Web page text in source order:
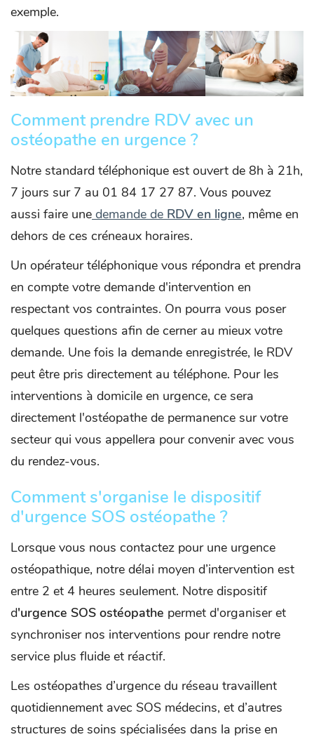
exemple.
Comment prendre RDV avec un
ostéopathe en urgence ?
Notre standard téléphonique est ouvert de 8h à 21h,
7 jours sur 7 au 01 84 17 27 87. Vous pouvez
aussi faire une demande de RDV en ligne, même en
dehors de ces créneaux horaires.
Un opérateur téléphonique vous répondra et prendra
en compte votre demande d'intervention en
respectant vos contraintes. On pourra vous poser
quelques questions afin de cerner au mieux votre
demande. Une fois la demande enregistrée, le RDV
peut être pris directement au téléphone. Pour les
interventions à domicile en urgence, ce sera
directement l'ostéopathe de permanence sur votre
secteur qui vous appellera pour convenir avec vous
du rendez-vous.
Comment s'organise le dispositif
d'urgence SOS ostéopathe ?
Lorsque vous nous contactez pour une urgence
ostéopathique, notre délai moyen d’intervention est
entre 2 et 4 heures seulement. Notre dispositif
d'urgence SOS ostéopathe permet d'organiser et
synchroniser nos interventions pour rendre notre
service plus fluide et réactif.
Les ostéopathes d’urgence du réseau travaillent
quotidiennement avec SOS médecins, et d’autres
structures de soins spécialisées dans la prise en